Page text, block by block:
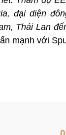
đại diện
Thái Lan
mạnh với